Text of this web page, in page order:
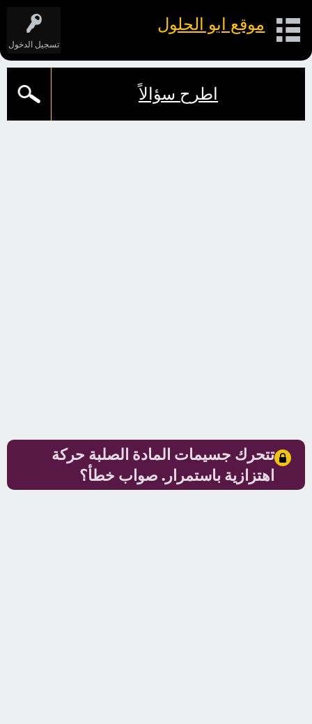
تسجيل الدخول
موقع ابو الحلول
اطرح سؤالاً
تتحرك جسيمات المادة الصلبة حركة
اهتزازية باستمرار. صواب خطأ؟